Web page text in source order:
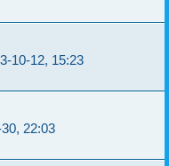
10-12, 15:23
22:03